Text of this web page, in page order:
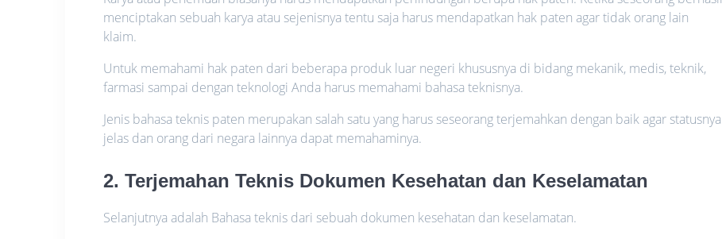
menciptakan sebuah karya atau sejenisnya tentu saja harus mendapatkan hak paten agar tidak orang lain
klaim.
Untuk memahami hak paten dari beberapa produk luar negeri khususnya di bidang mekanik, medis, teknik,
farmasi sampai dengan teknologi Anda harus memahami bahasa teknisnya.
Jenis bahasa teknis paten merupakan salah satu yang harus seseorang terjemahkan dengan baik agar statusnya
jelas dan orang dari negara lainnya dapat memahaminya.
2. Terjemahan Teknis Dokumen Kesehatan dan Keselamatan
Selanjutnya adalah Bahasa teknis dari sebuah dokumen kesehatan dan keselamatan.